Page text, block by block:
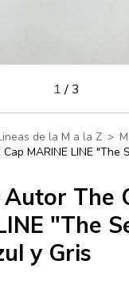
1 / 3
de la M a la Z >
MARINE LINE "The
The
"The
y Gris